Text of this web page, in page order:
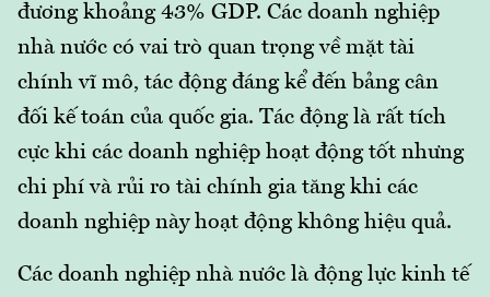
đương khoảng 43% GDP. Các doanh nghiệp
nhà nước có vai trò quan trọng về mặt tài
chính vĩ mô, tác động đáng kể đến bảng cân
đối kế toán của quốc gia. Tác động là rất tích
cực khi các doanh nghiệp hoạt động tốt nhưng
chi phí và rủi ro tài chính gia tăng khi các
doanh nghiệp này hoạt động không hiệu quả.
Các doanh nghiệp nhà nước là động lực kinh tế